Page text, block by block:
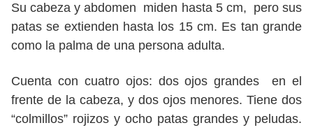
Su cabeza y abdomen miden hasta 5 cm, pero sus
patas se extienden hasta los 15 cm. Es tan grande
como la palma de una persona adulta.
Cuenta con cuatro ojos: dos ojos grandes en el
frente de la cabeza, y dos ojos menores. Tiene dos
“colmillos” rojizos y ocho patas grandes y peludas.